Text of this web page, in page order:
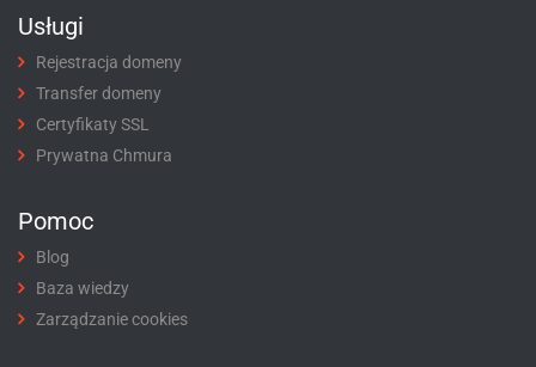
Usługi
Rejestracja domeny
Transfer domeny
Certyfikaty SSL
Prywatna Chmura
Pomoc
Blog
Baza wiedzy
Zarządzanie cookies